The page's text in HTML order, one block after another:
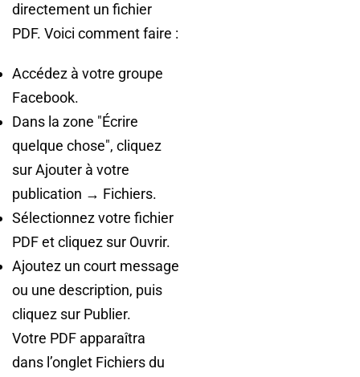
directement un fichier
PDF. Voici comment faire :
Accédez à votre groupe
Facebook.
Dans la zone "Écrire
quelque chose", cliquez
sur Ajouter à votre
publication → Fichiers.
Sélectionnez votre fichier
PDF et cliquez sur Ouvrir.
Ajoutez un court message
ou une description, puis
cliquez sur Publier.
Votre PDF apparaîtra
dans l’onglet Fichiers du